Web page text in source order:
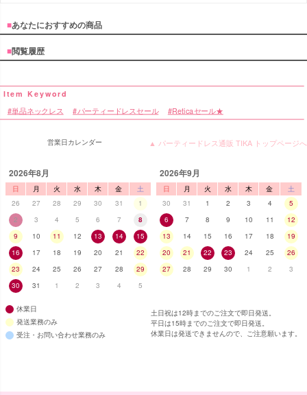
■あなたにおすすめの商品
■閲覧履歴
単品ネックレス パーティードレスセール Reticaセール★
▲ パーティードレス通販 TIKA トップページへ
営業日カレンダー
2026年8月
日 月 火 水 木 金
土
26
27 28 29 30 31
1
2
3 4 5 6 7
8
9
10 11 12 13 14
15
16
17 18 19 20 21
22
23
24 25 26 27 28
29
30
31 1 2 3 4 5
2026年9月
日 月 火 水 木 金
土
30
31 1 2 3 4
5
6
7 8 9 10 11
12
13
14 15 16 17 18
19
20
21 22 23 24 25
26
27
28 29 30 1 2 3
休業日
発送業務のみ
受注・お問い合わせ業務のみ
土日祝は12時までのご注文で即日発送。
平日は15時までのご注文で即日発送。
休業日は発送できませんので、ご注意願います。